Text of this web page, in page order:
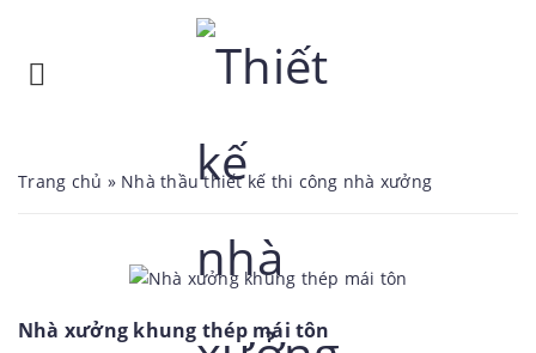
Trang chủ » Nhà thầu thiết kế thi công nhà xưởng
Nhà xưởng khung thép mái tôn